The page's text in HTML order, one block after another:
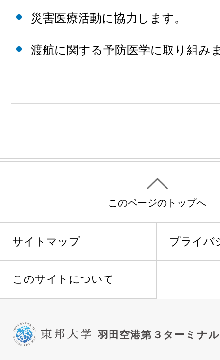
災害医療活動に協力します。
渡航に関する予防医学に取り組み
このページのトップへ
サイトマップ プライバ
このサイトについて